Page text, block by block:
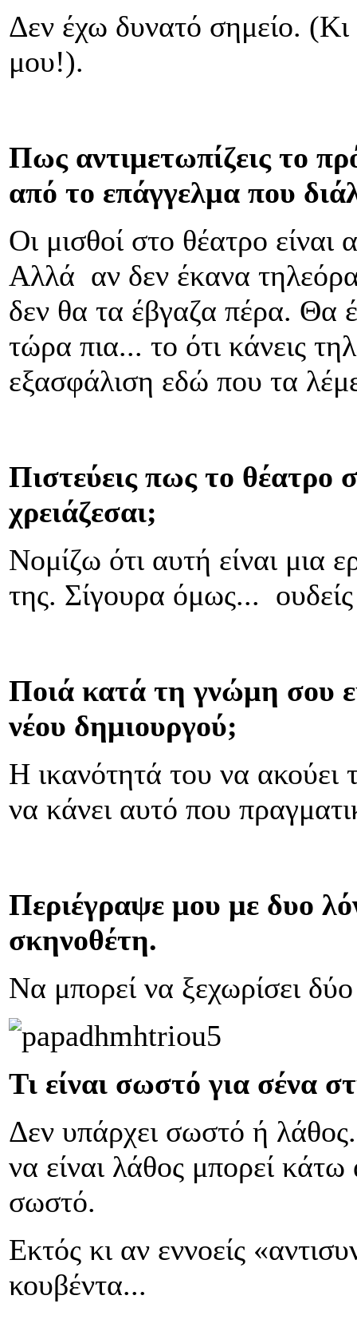
Δεν έχω δυνατό σημείο. (Κι
μου!).
Πως αντιμετωπίζεις το
από το επάγγελμα που
Οι μισθοί στο θέατρο είναι
Αλλά αν δεν έκανα
δεν θα τα έβγαζα πέρα. Θα
τώρα πια... το ότι κάνεις
εξασφάλιση εδώ που τα
Πιστεύεις πως το θέατρο
χρειάζεσαι;
Νομίζω ότι αυτή είναι μια
της. Σίγουρα όμως...
Ποιά κατά τη γνώμη σου
νέου δημιουργού;
Η ικανότητά του να ακούει
να κάνει αυτό που
Περιέγραψε μου με δυο
σκηνοθέτη.
Να μπορεί να ξεχωρίσει
Τι είναι σωστό για σένα
Δεν υπάρχει σωστό ή
να είναι λάθος μπορεί
σωστό.
Εκτός κι αν εννοείς
κουβέντα...